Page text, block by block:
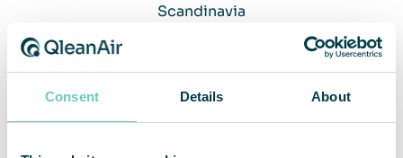
Consent Details About
Scandinavia
Næste skridt – skadestuer og venteværelser